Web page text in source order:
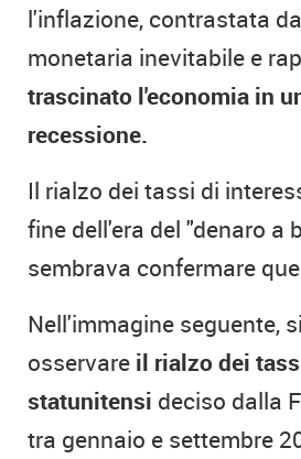
l'inflazione, contrastata
monetaria inevitabile e
trascinato l'economia in
recessione.
Il rialzo dei tassi di
fine dell'era del "denaro a
sembrava confermare
Nell'immagine seguente,
osservare il rialzo dei
statunitensi deciso dalla
tra gennaio e settembre